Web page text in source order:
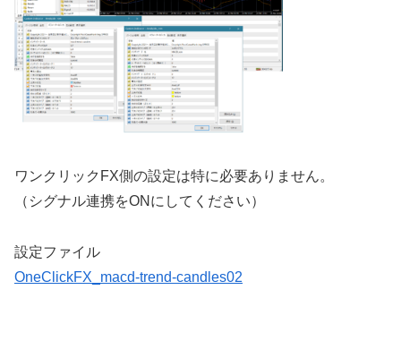
ワンクリックFX側の設定は特に必要ありません。
（シグナル連携をONにしてください）
設定ファイル
OneClickFX_macd-trend-candles02